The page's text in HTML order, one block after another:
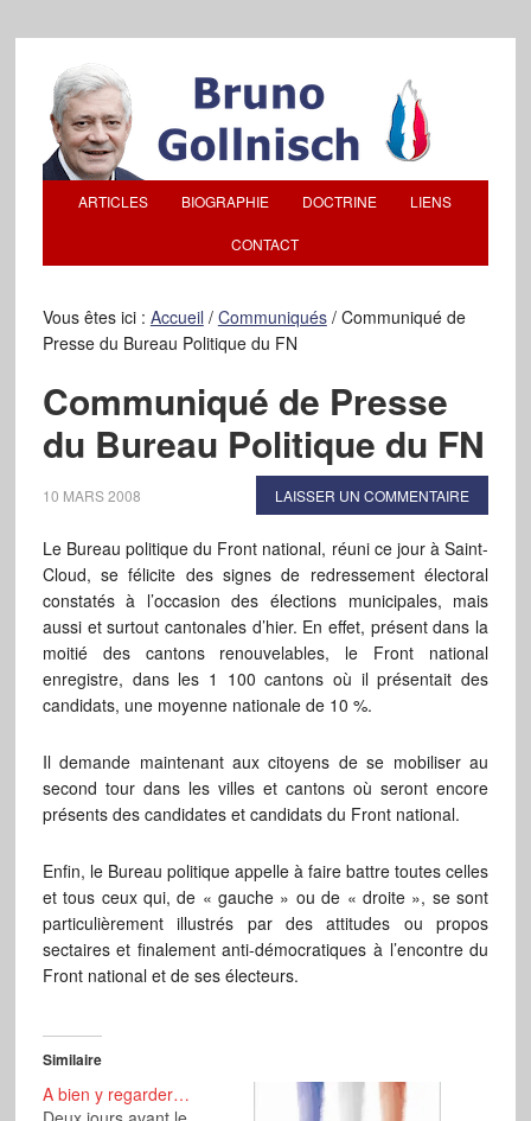
ARTICLES BIOGRAPHIE DOCTRINE LIENS
CONTACT
Vous êtes ici : Accueil / Communiqués /Communiqué de
Presse du Bureau Politique du FN
Communiqué de Presse
du Bureau Politique du FN
10 MARS 2008 LAISSER UN COMMENTAIRE
Le Bureau politique du Front national, réuni ce jour à Saint-
Cloud, se félicite des signes de redressement électoral
constatés à l’occasion des élections municipales, mais
aussi et surtout cantonales d’hier. En effet, présent dans la
moitié des cantons renouvelables, le Front national
enregistre, dans les 1 100 cantons où il présentait des
candidats, une moyenne nationale de 10 %.
Il demande maintenant aux citoyens de se mobiliser au
second tour dans les villes et cantons où seront encore
présents des candidates et candidats du Front national.
Enfin, le Bureau politique appelle à faire battre toutes celles
et tous ceux qui, de « gauche » ou de « droite », se sont
particulièrement illustrés par des attitudes ou propos
sectaires et finalement anti-démocratiques à l’encontre du
Front national et de ses électeurs.
Similaire
A bien y regarder…